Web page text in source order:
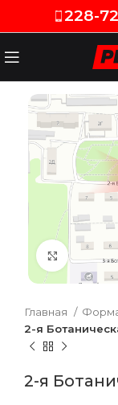
228-
Главная
2-я
2-я